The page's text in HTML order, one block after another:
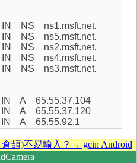
NS ns1.msft.net.
NS ns5.msft.net.
NS ns2.msft.net.
NS ns4.msft.net.
NS ns3.msft.net.
A 65.55.37.104
A 65.55.37.120
IN A 65.55.92.1
頡)不易輸入？→ gcin Android